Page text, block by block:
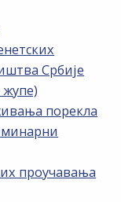
Србије
порекла
проучавања